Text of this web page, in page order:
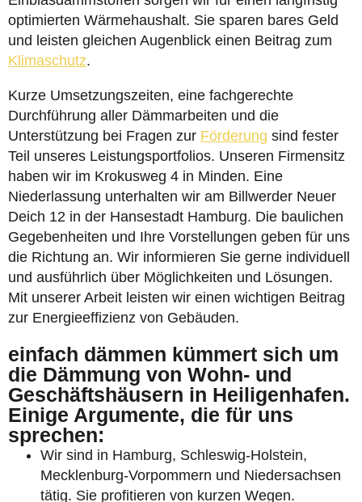
optimierten Wärmehaushalt. Sie sparen bares Geld
und leisten gleichen Augenblick einen Beitrag zum
Klimaschutz.
Kurze Umsetzungszeiten, eine fachgerechte
Durchführung aller Dämmarbeiten und die
Unterstützung bei Fragen zur Förderung sind fester
Teil unseres Leistungsportfolios. Unseren Firmensitz
haben wir im Krokusweg 4 in Minden. Eine
Niederlassung unterhalten wir am Billwerder Neuer
Deich 12 in der Hansestadt Hamburg. Die baulichen
Gegebenheiten und Ihre Vorstellungen geben für uns
die Richtung an. Wir informieren Sie gerne individuell
und ausführlich über Möglichkeiten und Lösungen.
Mit unserer Arbeit leisten wir einen wichtigen Beitrag
zur Energieeffizienz von Gebäuden.
einfach dämmen kümmert sich um
die Dämmung von Wohn- und
Geschäftshäusern in Heiligenhafen.
Einige Argumente, die für uns
sprechen:
Wir sind in Hamburg, Schleswig-Holstein,
Mecklenburg-Vorpommern und Niedersachsen
tätig. Sie profitieren von kurzen Wegen.